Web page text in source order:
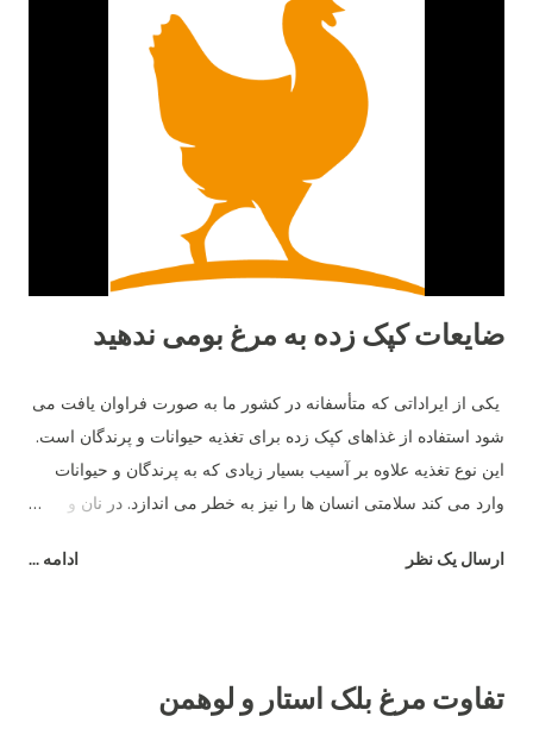
ضایعات کپک زده به مرغ بومی ندهید
یکی از ایراداتی که متأسفانه در کشور ما به صورت فراوان یافت می
شود استفاده از غذاهای کپک زده برای تغذیه حیوانات و پرندگان است.
این نوع تغذیه علاوه بر آسیب بسیار زیادی که به پرندگان و حیوانات
وارد می کند سلامتی انسان ها را نیز به خطر می اندازد. در نان و
ماده باعث آسیب شدید سیستم گوارشی پرندگان و حیوانات می شود
آب و غذای آن ها چک و تمیز شده و اطمینان حاصل کرد که کپک و
ارسال یک نظر ادامه ...
تفاوت مرغ بلک استار و لوهمن